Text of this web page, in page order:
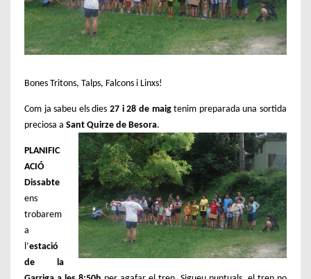
S
R
T
I
D
A
C
O
N
J
U
N
Bones Tritons, Talps, Falcons i Linxs!
Com ja sabeu els dies27 i 28 de maigtenim preparada una sortida
preciosa a Sant Quirze de Besora.
PLANIFIC
ACIÓ
Dissabte
ens
trobarem
a
l’estació
de la